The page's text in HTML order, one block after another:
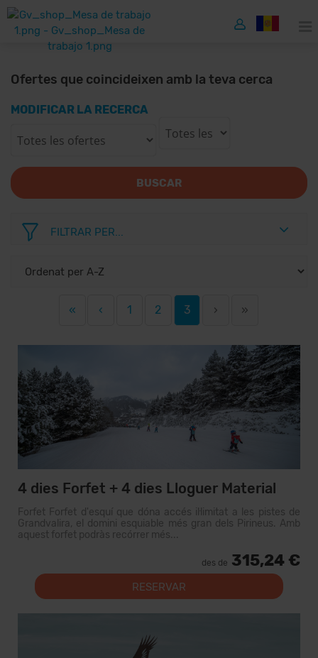
Ofertes que coincideixen amb la teva cerca
MODIFICAR LA RECERCA
BUSCAR
FILTRAR PER...
« ‹ 1 2 3 › »
4 dies Forfet + 4 dies Lloguer Material
Forfet Forfet d'esquí que dóna accés il·limitat a les pistes de
Grandvalira, el domini esquiable més gran dels Pirineus. Amb
aquest forfet podràs recórrer més...
des de 315,24 €
RESERVAR